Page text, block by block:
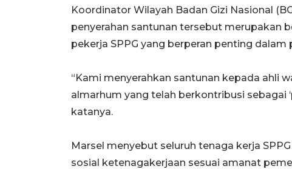
Koordinator Wilayah Badan Gizi Nasional
penyerahan santunan tersebut merupakan
pekerja SPPG yang berperan penting
“Kami menyerahkan santunan kepada ahli
almarhum yang telah berkontribusi sebagai
katanya.
Marsel menyebut seluruh tenaga kerja
sosial ketenagakerjaan sesuai amanat